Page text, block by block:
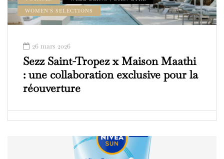
WOMEN'S SELECTIONS
26 mars 2026
Sezz Saint-Tropez x Maison Maathi
: une collaboration exclusive pour la
réouverture